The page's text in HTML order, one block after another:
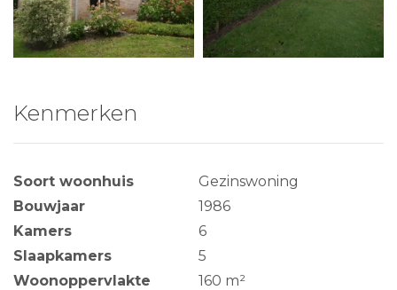
Kenmerken
Soort woonhuis
Gezinswoning
Bouwjaar
1986
Kamers
6
Slaapkamers
5
Woonoppervlakte
160 m²